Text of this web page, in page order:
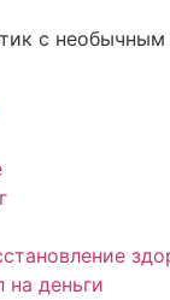
с необычным
на деньги